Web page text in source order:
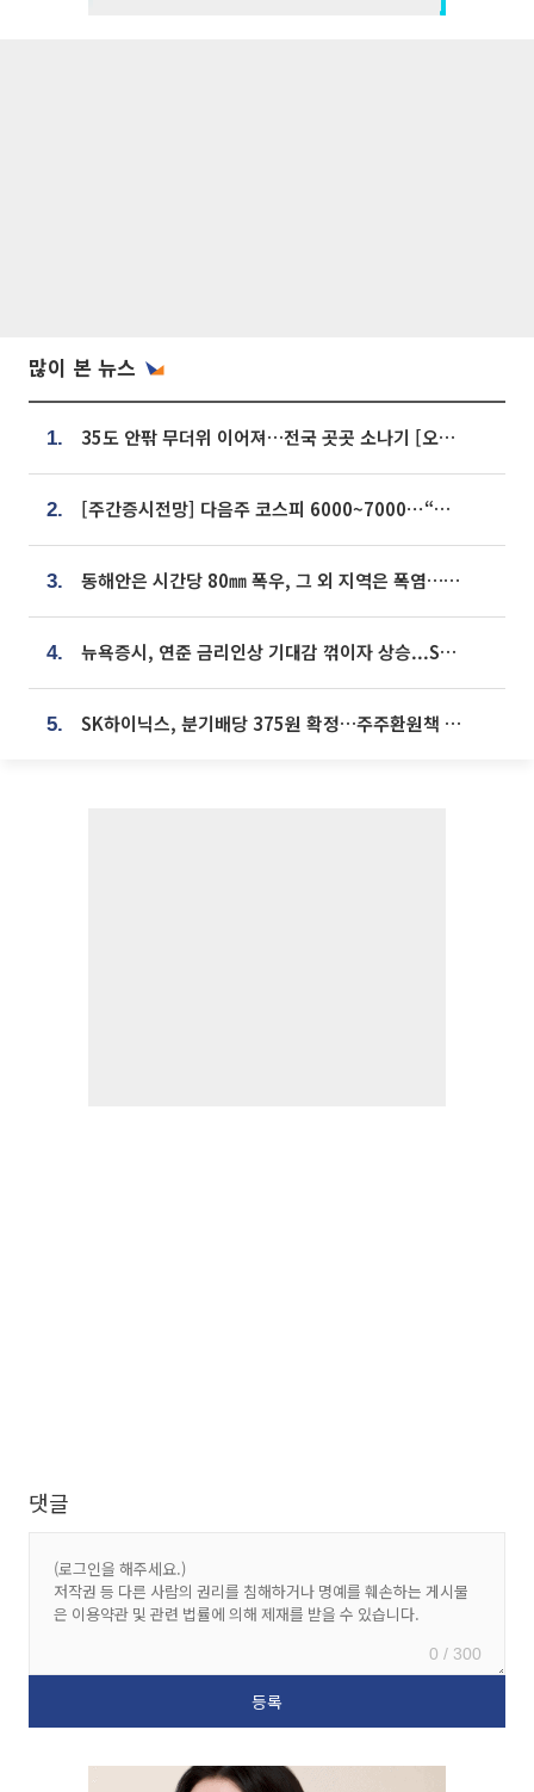
많이 본 뉴스
1. 35도 안팎 무더위 이어져…전국 곳곳 소나기 [오늘 날씨]
2. [주간증시전망] 다음주 코스피 6000~7000⋯“外人 수급은 정책이 변수”
3. 동해안은 시간당 80㎜ 폭우, 그 외 지역은 폭염…‘극과 극 날씨’
4. 뉴욕증시, 연준 금리인상 기대감 꺾이자 상승...S&P500 사상 최고치 [종합]
5. SK하이닉스, 분기배당 375원 확정…주주환원책 9월로 앞당겨 발표
댓글
0 / 300